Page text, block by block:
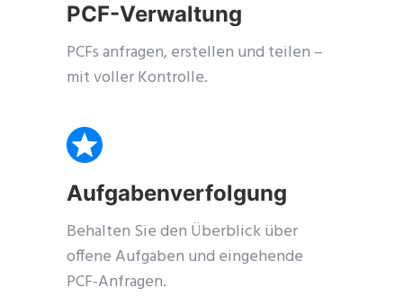
PCF-Verwaltung
PCFs anfragen, erstellen und teilen –
mit voller Kontrolle.
Aufgabenverfolgung
Behalten Sie den Überblick über
offene Aufgaben und eingehende
PCF-Anfragen.
Schließe
Modul